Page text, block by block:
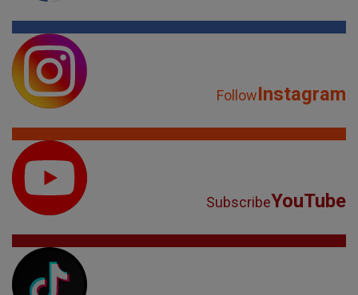
FollowInstagram
SubscribeYouTube